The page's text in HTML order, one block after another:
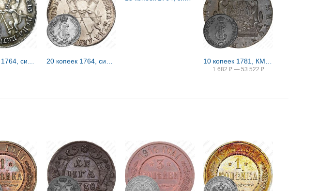
1 682 ₽ — 53 522 ₽